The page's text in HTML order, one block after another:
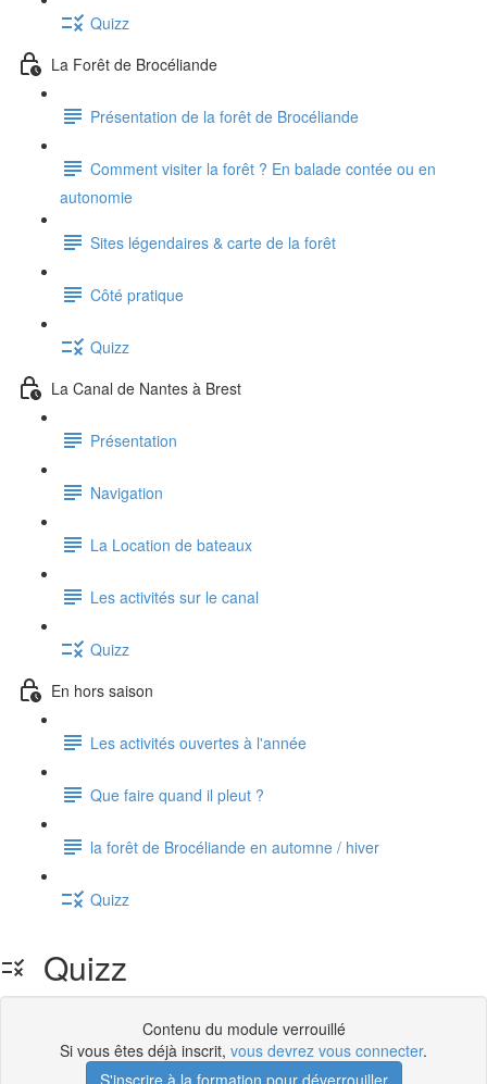
Quizz
La Forêt de Brocéliande
Présentation de la forêt de Brocéliande
Comment visiter la forêt ? En balade contée ou en
autonomie
Sites légendaires & carte de la forêt
Côté pratique
Quizz
La Canal de Nantes à Brest
Présentation
Navigation
La Location de bateaux
Les activités sur le canal
Quizz
En hors saison
Les activités ouvertes à l'année
Que faire quand il pleut ?
la forêt de Brocéliande en automne / hiver
Quizz
Quizz
Contenu du module verrouillé
Si vous êtes déjà inscrit, vous devrez vous connecter.
S'inscrire à la formation pour déverrouiller